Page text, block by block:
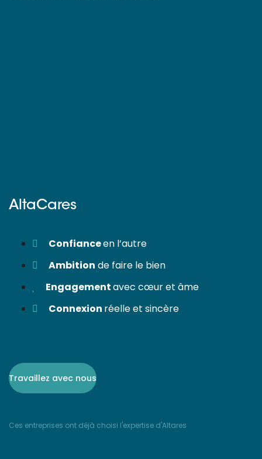
AltaCares
Confianceen l’autre
Ambition de faire le bien
Engagementavec cœur et âme
Connexion réelle et sincère
Travaillez avec nous
Ces entreprises ont déjà choisi l'expertise d'Altares